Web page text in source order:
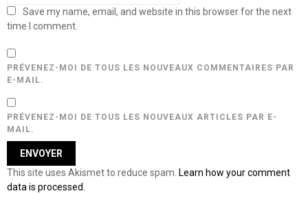
Save my name, email, and website in this browser for the next
time I comment.
PRÉVENEZ-MOI DE TOUS LES NOUVEAUX COMMENTAIRES PAR
E-MAIL.
PRÉVENEZ-MOI DE TOUS LES NOUVEAUX ARTICLES PAR E-
MAIL.
This site uses Akismet to reduce spam. Learn how your comment
data is processed.